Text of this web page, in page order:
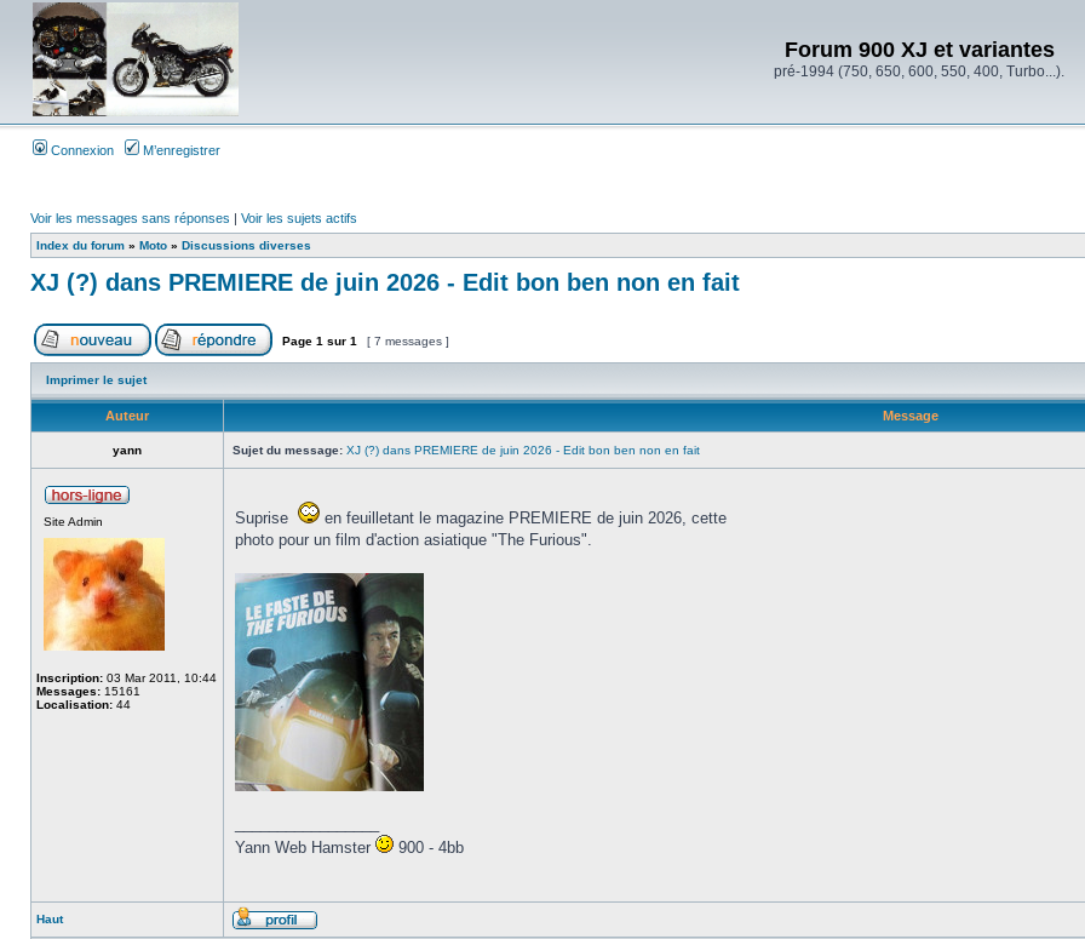
Forum 900 XJ et variantes
pré-1994 (750, 650, 600, 550, 400, Turbo...).
Connexion M’enregistrer
Voir les messages sans réponses | Voir les sujets actifs
Index du forum » Moto » Discussions diverses
XJ (?) dans PREMIERE de juin 2026 - Edit bon ben non en fait
Page 1 sur 1 [ 7 messages ]
Imprimer le sujet
Auteur Message
yann Sujet du message: XJ (?) dans PREMIERE de juin 2026 - Edit bon ben non en fait
Site Admin
Inscription: 03 Mar 2011, 10:44
Messages: 15161
Localisation: 44
Suprise
en feuilletant le magazine PREMIERE de juin 2026, cette
photo pour un film d'action asiatique "The Furious".
Yann Web Hamster
900 - 4bb
Haut